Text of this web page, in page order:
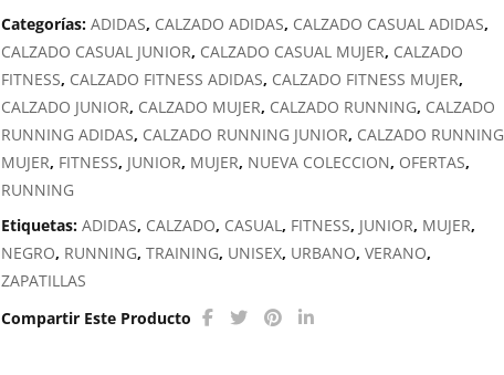
Categorías:ADIDAS, CALZADO ADIDAS, CALZADO CASUAL ADIDAS,
CALZADO CASUAL JUNIOR, CALZADO CASUAL MUJER, CALZADO
FITNESS, CALZADO FITNESS ADIDAS, CALZADO FITNESS MUJER,
CALZADO JUNIOR, CALZADO MUJER, CALZADO RUNNING, CALZADO
RUNNING ADIDAS, CALZADO RUNNING JUNIOR, CALZADO RUNNING
MUJER, FITNESS, JUNIOR, MUJER, NUEVA COLECCION, OFERTAS,
RUNNING
Etiquetas:ADIDAS, CALZADO, CASUAL, FITNESS, JUNIOR, MUJER,
NEGRO, RUNNING,TRAINING, UNISEX, URBANO,VERANO,
ZAPATILLAS
Compartir Este Producto